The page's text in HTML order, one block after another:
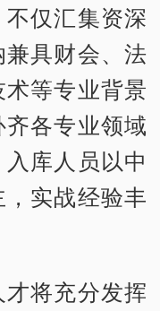
仅汇集资深
具财会、法
等专业背景
各专业领域
库人员以中
实战经验丰
将充分发挥